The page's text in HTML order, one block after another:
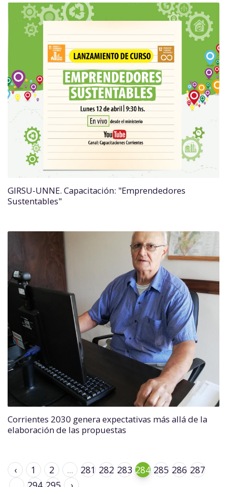
GIRSU-UNNE. Capacitación: "Emprendedores
Sustentables"
Corrientes 2030 genera expectativas más allá de la
elaboración de las propuestas
‹ 1 2 ... 281 282 283 284 285 286 287